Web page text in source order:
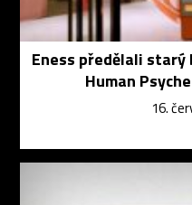
Eness předělali
Human
16.